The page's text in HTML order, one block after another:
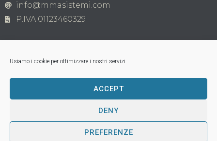
Usiamo i cookie per ottimizzare i nostri servizi.
ACCEPT
DENY
PREFERENZE
info@mmasistemi.com
P.IVA 01123460329
Copyright © MMA Sistemi s.r.l. 2026 | P.IVA
01123460329
Tutti i marchi appartengono ai legittimi proprietari;
loghi di terzi, nomi di prodotti commerciali, nomi di
corporazioni o aziende citati sono di proprietà dei
rispettivi titolari; tutti i marchi registrati vengono